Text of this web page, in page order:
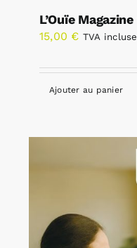
L’Ouïe
15,00 € TVA incluse
Ajouter au panier